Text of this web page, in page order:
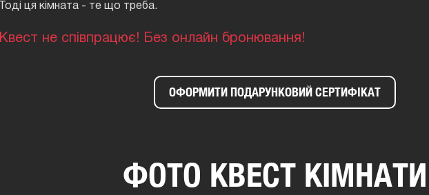
Тоді ця кімната - те що треба.
Квест не співпрацює! Без онлайн бронювання!
ОФОРМИТИ ПОДАРУНКОВИЙ СЕРТИФІКАТ
ФОТО КВЕСТ КІМНАТИ